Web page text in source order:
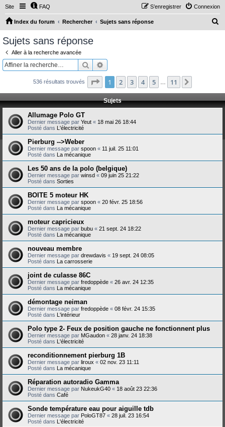
Site FAQ Connexion
S’enregistrer
Index du forum Rechercher Sujets sans réponse
c
h
Sujets sans réponse
Aller à la recherche avancée
Rechercher
536 résultats trouvés Page 1sur11
1 2 3 4 5 11
Sujets
Allumage Polo GT
Dernier message par Yeut « 18 mai 26 18:44
Posté dans L'électricité
Pierburg -->Weber
Dernier message par spoon « 11 juil. 25 11:01
Posté dans La mécanique
Les 50 ans de la polo (belgique)
Dernier message par winsd « 09 juin 25 21:22
Posté dans Sorties
BOITE 5 moteur HK
Dernier message par spoon « 20 févr. 25 18:56
Posté dans La mécanique
moteur capricieux
Dernier message par bubu « 21 sept. 24 18:22
Posté dans La mécanique
nouveau membre
Dernier message par drewdavis « 19 sept. 24 08:05
Posté dans La carrosserie
joint de culasse 86C
Dernier message par fredoppède « 26 avr. 24 12:35
Posté dans La mécanique
démontage neiman
Dernier message par fredoppède « 08 févr. 24 15:35
Posté dans L'intérieur
Polo type 2- Feux de position gauche ne fonctionnent plus
Dernier message par MGaudon « 28 janv. 24 18:38
Posté dans L'électricité
reconditionnement pierburg 1B
Dernier message par liroux « 02 nov. 23 11:11
Posté dans La mécanique
Réparation autoradio Gamma
Dernier message par NukeukG40 « 18 août 23 22:36
Posté dans Café
Sonde température eau pour aiguille tdb
Dernier message par PoloGT87 « 28 juil. 23 16:54
Posté dans L'électricité